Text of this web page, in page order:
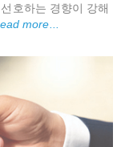
호하는 경향이 강해
more...